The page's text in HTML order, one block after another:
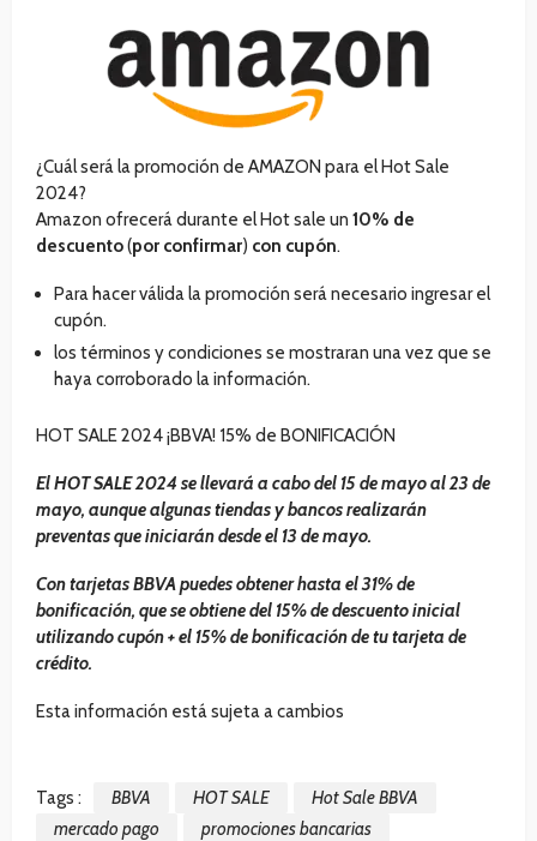
¿Cuál será la promoción de AMAZON para el Hot Sale
2024?
Amazon ofrecerá durante el Hot sale un 10% de
descuento(por confirmar) con cupón.
Para hacer válida la promoción será necesario ingresar el
cupón.
los términos y condiciones se mostraran una vez que se
haya corroborado la información.
HOT SALE 2024 ¡BBVA! 15% de BONIFICACIÓN
El HOT SALE 2024 se llevará a cabo del 15 de mayo al 23 de
mayo, aunque algunas tiendas y bancos realizarán
preventas que iniciarán desde el 13 de mayo.
Con tarjetas BBVA puedes obtener hasta el 31% de
bonificación, que se obtiene del 15% de descuento inicial
utilizando cupón + el 15% de bonificación de tu tarjeta de
crédito.
Esta información está sujeta a cambios
Tags : BBVA HOT SALE
Hot Sale BBVA
mercado pago
promociones bancarias